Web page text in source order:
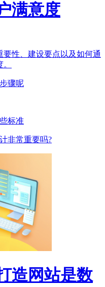
满意度
性、建设要点以及如何通
骤呢
标准
非常重要吗?
造网站是数